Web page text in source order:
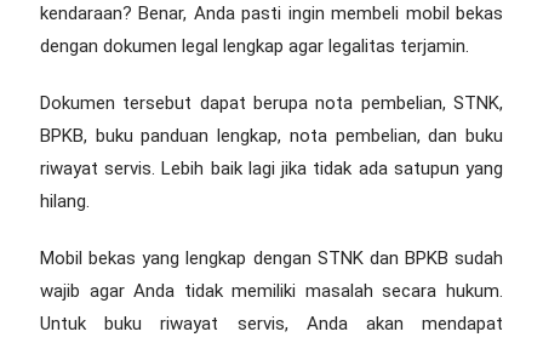
kendaraan? Benar, Anda pasti ingin membeli mobil bekas
dengan dokumen legal lengkap agar legalitas terjamin.
Dokumen tersebut dapat berupa nota pembelian, STNK,
BPKB, buku panduan lengkap, nota pembelian, dan buku
riwayat servis. Lebih baik lagi jika tidak ada satupun yang
hilang.
Mobil bekas yang lengkap dengan STNK dan BPKB sudah
wajib agar Anda tidak memiliki masalah secara hukum.
Untuk buku riwayat servis, Anda akan mendapat